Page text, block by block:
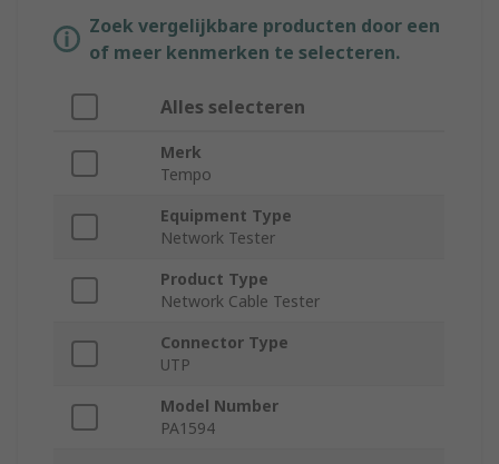
Zoek vergelijkbare producten door een
of meer kenmerken te selecteren.
Alles selecteren
Merk
Tempo
Equipment Type
Network Tester
Product Type
Network Cable Tester
Connector Type
UTP
Model Number
PA1594